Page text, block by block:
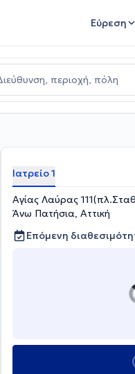
Εύρεση
Ιατρείο 1
Αγίας Λαύρας
Άνω Πατήσια, Αττική
Επόμενη